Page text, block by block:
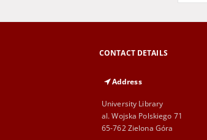
CONTACT DETAILS
Address
University Library
al. Wojska Polskiego 71
65-762 Zielona Góra